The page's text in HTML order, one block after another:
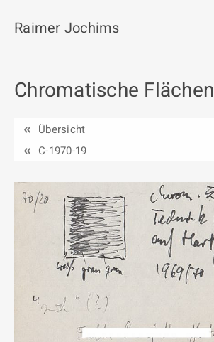
Start
Werkgruppen / Work groups
Ausstellungen
Vita
Publikationen
Kontakt
Raimer Jochims
Chromatische Flächen
Übersicht
C-1970-19